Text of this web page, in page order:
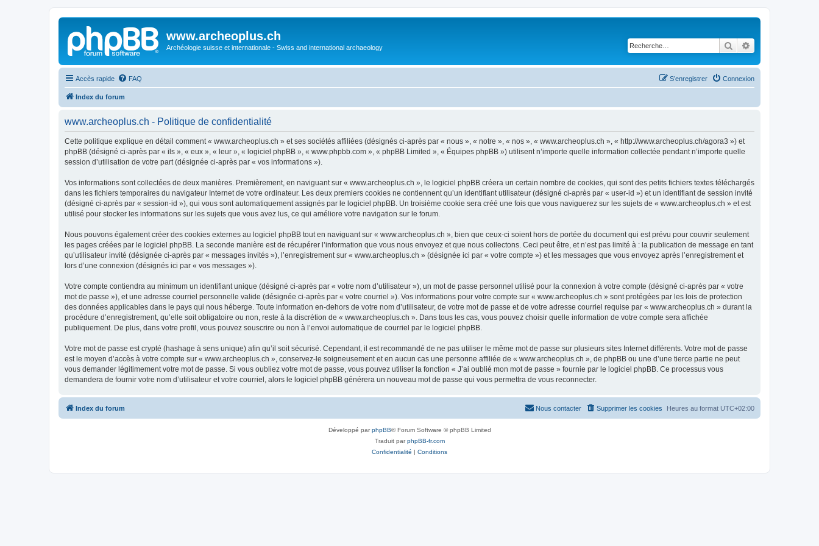
www.archeoplus.ch
Archéologie suisse et internationale - Swiss and international archaeology Rechercher
Accès rapide FAQ Connexion
S’enregistrer
Index du forum
www.archeoplus.ch - Politique de confidentialité
Cette politique explique en détail comment « www.archeoplus.ch » et ses sociétés affiliées (désignés ci-après par « nous », « notre », « nos », « www.archeoplus.ch », « http://www.archeoplus.ch/agora3 ») et
phpBB (désigné ci-après par « ils », « eux », « leur », « logiciel phpBB », « www.phpbb.com », « phpBB Limited », « Équipes phpBB ») utilisent n’importe quelle information collectée pendant n’importe quelle
session d’utilisation de votre part (désignée ci-après par « vos informations »).
Vos informations sont collectées de deux manières. Premièrement, en naviguant sur « www.archeoplus.ch », le logiciel phpBB créera un certain nombre de cookies, qui sont des petits fichiers textes téléchargés
dans les fichiers temporaires du navigateur Internet de votre ordinateur. Les deux premiers cookies ne contiennent qu’un identifiant utilisateur (désigné ci-après par « user-id ») et un identifiant de session invité
(désigné ci-après par « session-id »), qui vous sont automatiquement assignés par le logiciel phpBB. Un troisième cookie sera créé une fois que vous naviguerez sur les sujets de « www.archeoplus.ch » et est
utilisé pour stocker les informations sur les sujets que vous avez lus, ce qui améliore votre navigation sur le forum.
Nous pouvons également créer des cookies externes au logiciel phpBB tout en naviguant sur « www.archeoplus.ch », bien que ceux-ci soient hors de portée du document qui est prévu pour couvrir seulement
les pages créées par le logiciel phpBB. La seconde manière est de récupérer l’information que vous nous envoyez et que nous collectons. Ceci peut être, et n’est pas limité à : la publication de message en tant
qu’utilisateur invité (désignée ci-après par « messages invités »), l’enregistrement sur « www.archeoplus.ch » (désignée ici par « votre compte ») et les messages que vous envoyez après l’enregistrement et
lors d’une connexion (désignés ici par « vos messages »).
Votre compte contiendra au minimum un identifiant unique (désigné ci-après par « votre nom d’utilisateur »), un mot de passe personnel utilisé pour la connexion à votre compte (désigné ci-après par « votre
mot de passe »), et une adresse courriel personnelle valide (désignée ci-après par « votre courriel »). Vos informations pour votre compte sur « www.archeoplus.ch » sont protégées par les lois de protection
des données applicables dans le pays qui nous héberge. Toute information en-dehors de votre nom d’utilisateur, de votre mot de passe et de votre adresse courriel requise par « www.archeoplus.ch » durant la
procédure d’enregistrement, qu’elle soit obligatoire ou non, reste à la discrétion de « www.archeoplus.ch ». Dans tous les cas, vous pouvez choisir quelle information de votre compte sera affichée
publiquement. De plus, dans votre profil, vous pouvez souscrire ou non à l’envoi automatique de courriel par le logiciel phpBB.
Votre mot de passe est crypté (hashage à sens unique) afin qu’il soit sécurisé. Cependant, il est recommandé de ne pas utiliser le même mot de passe sur plusieurs sites Internet différents. Votre mot de passe
est le moyen d’accès à votre compte sur « www.archeoplus.ch », conservez-le soigneusement et en aucun cas une personne affiliée de « www.archeoplus.ch », de phpBB ou une d’une tierce partie ne peut
vous demander légitimement votre mot de passe. Si vous oubliez votre mot de passe, vous pouvez utiliser la fonction « J’ai oublié mon mot de passe » fournie par le logiciel phpBB. Ce processus vous
demandera de fournir votre nom d’utilisateur et votre courriel, alors le logiciel phpBB générera un nouveau mot de passe qui vous permettra de vous reconnecter.
Index du forum Heures au format UTC+02:00
Supprimer les cookies
Nous contacter
Développé parphpBB® Forum Software © phpBB Limited
Traduit parphpBB-fr.com
Confidentialité | Conditions